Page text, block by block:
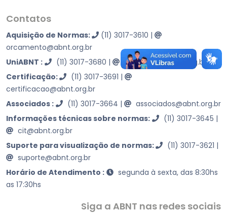
Contatos
Aquisição de Normas: (11) 3017-3610 |
orcamento@abnt.org.br
UniABNT :
(11) 3017-3680 |
educacao@abnt.org.br
Certificação:
(11) 3017-3691 |
certificacao@abnt.org.br
Associados :
(11) 3017-3664 |
associados@abnt.org.br
Informações técnicas sobre normas:
(11) 3017-3645 |
cit@abnt.org.br
Suporte para visualização de normas:
(11) 3017-3621 |
suporte@abnt.org.br
Horário de Atendimento :
segunda à sexta, das 8:30hs
as 17:30hs
Siga a ABNT nas redes sociais